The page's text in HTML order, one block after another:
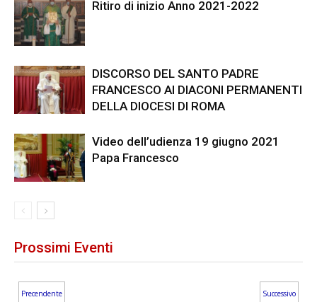
Ritiro di inizio Anno 2021-2022
DISCORSO DEL SANTO PADRE
FRANCESCO AI DIACONI PERMANENTI
DELLA DIOCESI DI ROMA
Video dell’udienza 19 giugno 2021
Papa Francesco
Prossimi Eventi
Precendente Successivo